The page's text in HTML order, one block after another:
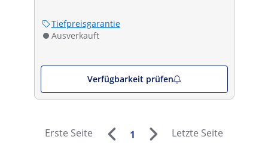
Tiefpreisgarantie
Ausverkauft
Verfügbarkeit prüfen
Erste Seite 1 Letzte Seite